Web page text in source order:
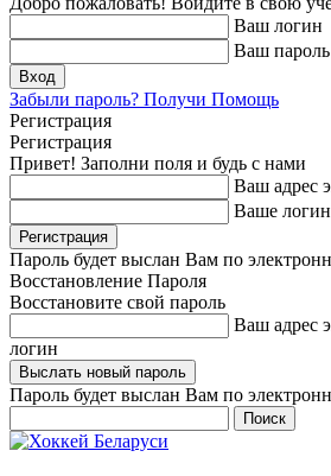
Ваш логин
Ваш пароль
Забыли пароль? Получи Помощь
Регистрация
Регистрация
Привет! Заполни поля и будь с нами
Ваш адрес
Ваше логин
Пароль будет выслан Вам по
Восстановление Пароля
Восстановите свой пароль
Ваш адрес
логин
Пароль будет выслан Вам по